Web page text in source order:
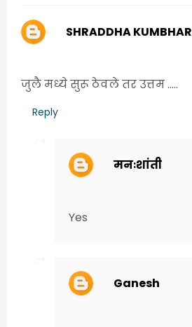
SHRADDHA KUMBHAR
जुलै मध्ये सुरू ठेवले तर उत्तम .....
Reply
मनःशांती
Yes
Ganesh